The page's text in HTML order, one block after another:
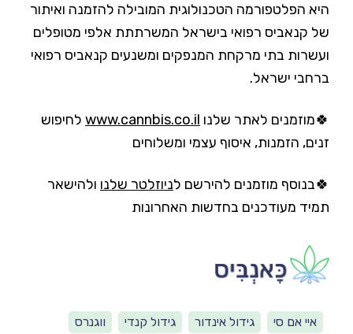
היא הפלטפורמה הטכנולוגית המובילה להזמנה ואיתור
של קנאביס רפואי בישראל המשרתתת אלפי מטופלים
ועשרות בתי מרקחת המנפקים ומשנעים קנאביס רפואי
ברחבי ישראל.
🍀מוזמנים לאתר שלנו www.cannbis.co.il לחיפוש
זנים, הזמנות, איסוף עצמי ומשלוחים
🍀בנוסף מוזמנים להירשם לניוזלטר שלנו ולהישאר
תמיד מעודכנים בחדשות האחרונות
איי אם סי גידול אינדור גידול קנדי
ווגנרס